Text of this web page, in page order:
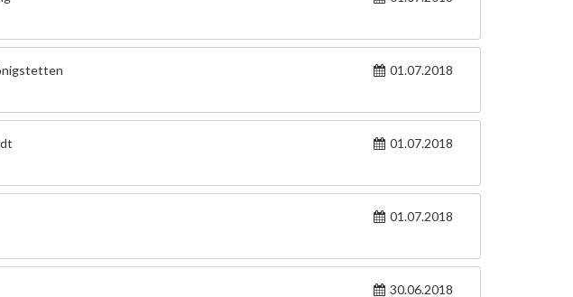
01.07.2018
01.07.2018
01.07.2018
30.06.2018